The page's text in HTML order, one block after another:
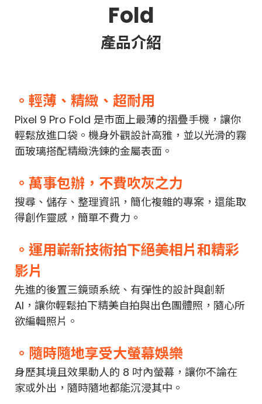
Fold
產品介紹
。輕薄、精緻、超耐用
Pixel 9 Pro Fold 是市面上最薄的摺疊手機，讓你
輕鬆放進口袋。機身外觀設計高雅，並以光滑的霧
面玻璃搭配精緻洗鍊的金屬表面。
。萬事包辦，不費吹灰之力
搜尋、儲存、整理資訊，簡化複雜的專案，還能取
得創作靈感，簡單不費力。
。運用嶄新技術拍下絕美相片和精彩
影片
先進的後置三鏡頭系統、有彈性的設計與創新
AI，讓你輕鬆拍下精美自拍與出色團體照，隨心所
欲編輯照片。
。隨時隨地享受大螢幕娛樂
身歷其境且效果動人的 8 吋內螢幕，讓你不論在
家或外出，隨時隨地都能沉浸其中。